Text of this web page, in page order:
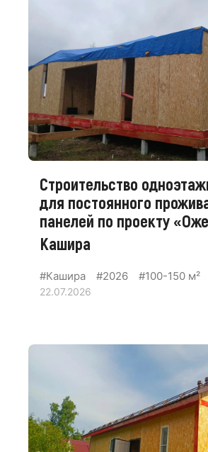
Строительство
для постоянного
панелей по проекту
Кашира
#Кашира #2026 #100-150 м²
22.07.2026